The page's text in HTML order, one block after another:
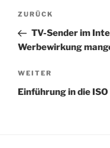
Vorheriger
Beitrag
ZURÜCK
TV-Sender im
Werbewirkung
Nächster
Beitrag
WEITER
Einführung in die